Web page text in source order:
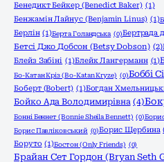
Бенедикт Бейкер (Benedict Baker) (1)
Бенжамін Лайнус (Benjamin Linus) (1)
Берлін (1)Берта Голандська (0)Бертрада
Бетсі Джо Добсон (Betsy Dobson) (2)
Блейз Забіні (1)Блейк Лангерманн (1)
Бо-Катан Кріз (Bo-Katan Kryze) (0)Боббі
Боберт (Bobert) (1)Богдан
Бойко Ада Володимирівна (4)
Бонні Беннет (Bonnie Sheila Bennett) (0)
Борис Павліковський (0)Борис Щербина
Боруто (1)Бостон (Only Friends) (0)
Брайан Сет Гордон (Bryan Seth